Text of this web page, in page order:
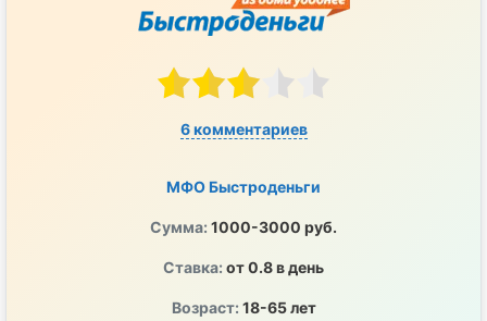
6 комментариев
МФО Быстроденьги
Сумма: 1000-3000 руб.
Ставка: от 0.8 в день
Возраст: 18-65 лет